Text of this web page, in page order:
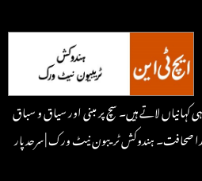
لاتے ہیں۔ سچ پر مبنی اور سیاق و سباق
صحافت۔ ہندوکش ٹریبون نیٹ ورک | سرحد پار